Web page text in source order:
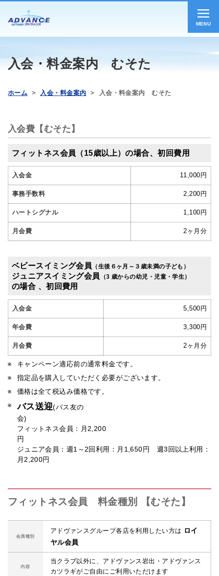
MENU
入会・料金案内 むそた
ホーム > 入会・料金案内 > 入会・料金案内 むそた
入会費【むそた】
フィットネス会員（15歳以上）の場合、初回費用
入会金 11,000円
事務手数料 2,200円
ハートシグナル 1,100円
月会費 2ヶ月分
ベビースイミング会員 （生後６ヶ月～３歳未満の子ども）
ジュニアスイミング会員 （3 歳からの幼児・児童・学生）
の場合 、初回費用
入会金 5,500円
年会費 3,300円
月会費 2ヶ月分
キャンペーン適応前の通常料金です。
指定品を購入していただく必要がございます。
価格は全て税込み価格です。
バス送迎(バス友の
会
フィットネス会員：月2,200
ジュニア会員：週1～2回利用：月1,650円 週3回以上利用：
月2,200円
フィットネス会員 料金種別 【むそた】
会員種別
アドヴァンスグループ各店を利用したい方は ロイ
ヤル会員
内容
当クラブ以外に、アドヴァンス岩出・アドヴァンス
カツラギがご自由にご利用いただけます